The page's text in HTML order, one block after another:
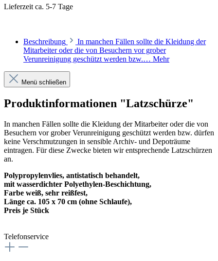
Lieferzeit ca. 5-7 Tage
Beschreibung
In manchen Fällen sollte die Kleidung der
Mitarbeiter oder die von Besuchern vor grober
Verunreinigung geschützt werden bzw.… Mehr
Menü schließen
Produktinformationen "Latzschürze"
In manchen Fällen sollte die Kleidung der Mitarbeiter oder die von
Besuchern vor grober Verunreinigung geschützt werden bzw. dürfen
keine Verschmutzungen in sensible Archiv- und Depoträume
eintragen. Für diese Zwecke bieten wir entsprechende Latzschürzen
an.
Polypropylenvlies, antistatisch behandelt,
mit wasserdichter Polyethylen-Beschichtung,
Farbe weiß, sehr reißfest,
Länge ca. 105 x 70 cm (ohne Schlaufe),
Preis je Stück
Telefonservice